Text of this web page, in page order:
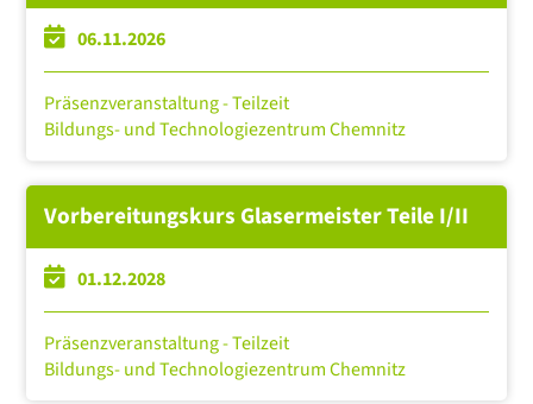
06.11.2026
Präsenzveranstaltung - Teilzeit
Bildungs- und Technologiezentrum Chemnitz
Vorbereitungskurs Glasermeister Teile I/II
01.12.2028
Präsenzveranstaltung - Teilzeit
Bildungs- und Technologiezentrum Chemnitz